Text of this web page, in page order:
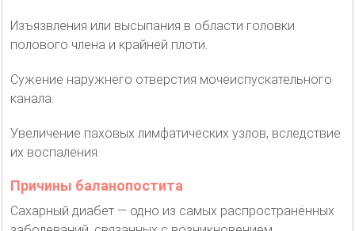
Изъязвления или высыпания в области головки
полового члена и крайней плоти.
Сужение наружнего отверстия мочеиспускательного
канала.
Увеличение паховых лимфатических узлов, вследствие
их воспаления.
Причины баланопостита
Сахарный диабет — одно из самых распространённых